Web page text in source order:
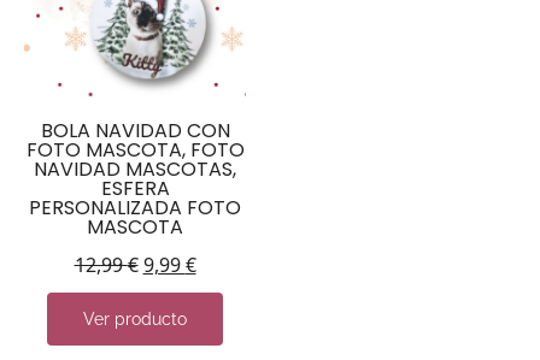
BOLA NAVIDAD CON
FOTO MASCOTA, FOTO
NAVIDAD MASCOTAS,
ESFERA
PERSONALIZADA FOTO
MASCOTA
12,99€ 9,99€
Ver producto